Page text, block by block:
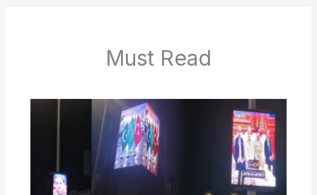
Must Read